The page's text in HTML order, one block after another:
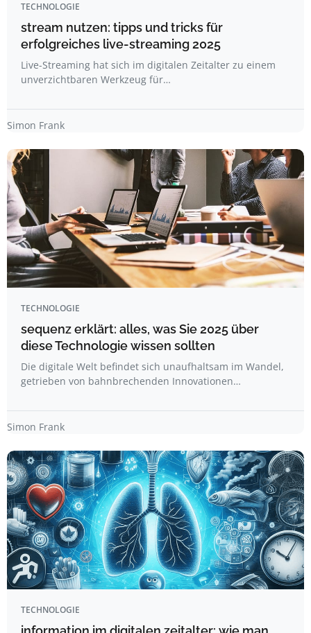
TECHNOLOGIE
stream nutzen: tipps und tricks für
erfolgreiches live-streaming 2025
Live-Streaming hat sich im digitalen Zeitalter zu einem
unverzichtbaren Werkzeug für…
Simon Frank
TECHNOLOGIE
sequenz erklärt: alles, was Sie 2025 über
diese Technologie wissen sollten
Die digitale Welt befindet sich unaufhaltsam im Wandel,
getrieben von bahnbrechenden Innovationen…
Simon Frank
TECHNOLOGIE